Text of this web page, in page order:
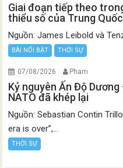
Giai đoạn tiếp theo
thiểu số của Trung Quốc
Nguồn: James Leibold và
BÀI NỔI BẬT THỜI SỰ
07/08/2026 Pham
Kỷ nguyên Ấn Độ
NATO đã khép lại
Nguồn: Sebastian Contin
era is over”,...
THỜI SỰ